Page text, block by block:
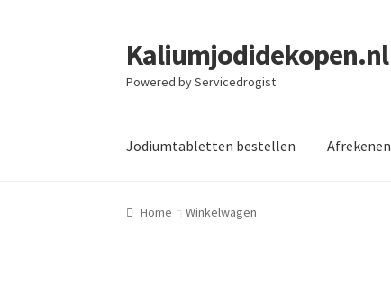
Ga
door
naar
Ga
naar
de
Kaliumjodidekopen.nl
Powered by Servicedrogist
Jodiumtabletten bestellen Afrekenen
Home Winkelwagen